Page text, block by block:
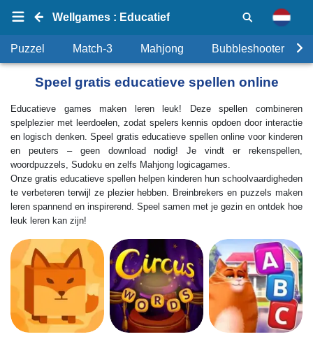
Speel gratis educatieve spellen online
Educatieve games maken leren leuk! Deze spellen combineren
spelplezier met leerdoelen, zodat spelers kennis opdoen door interactie
en logisch denken. Speel gratis educatieve spellen online voor kinderen
en peuters – geen download nodig! Je vindt er rekenspellen,
woordpuzzels, Sudoku en zelfs Mahjong logicagames.
Onze gratis educatieve spellen helpen kinderen hun schoolvaardigheden
te verbeteren terwijl ze plezier hebben. Breinbrekers en puzzels maken
leren spannend en inspirerend. Speel samen met je gezin en ontdek hoe
leuk leren kan zijn!
Wellgames : Educatief
Puzzel Match-3 Mahjong Bubbleshooter